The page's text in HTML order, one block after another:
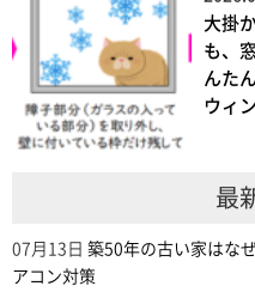
大掛
も、
んた
ウィ
最
07月13日 築50年の古い家はな
アコン対策